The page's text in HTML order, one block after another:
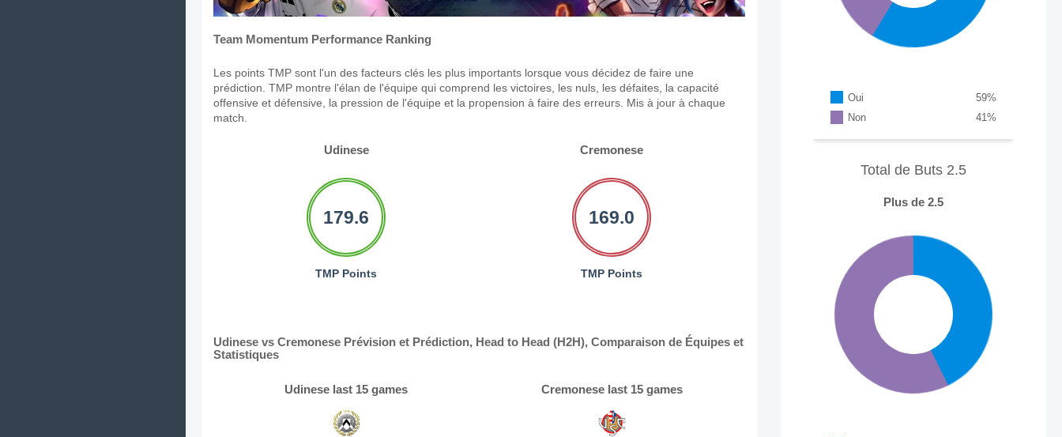
Team Momentum Performance Ranking
Les points TMP sont l'un des facteurs clés les plus importants lorsque vous décidez de faire une
prédiction. TMP montre l'élan de l'équipe qui comprend les victoires, les nuls, les défaites, la capacité
offensive et défensive, la pression de l'équipe et la propension à faire des erreurs. Mis à jour à chaque
match.
Udinese Cremonese
179.6
TMP Points
169.0
TMP Points
Udinese vs Cremonese Prévision et Prédiction, Head to Head (H2H), Comparaison de Équipes et
Statistiques
Udinese last 15 games Cremonese last 15 games
Oui %
59
Non
%
41
Total de Buts 2.5
Plus de 2.5